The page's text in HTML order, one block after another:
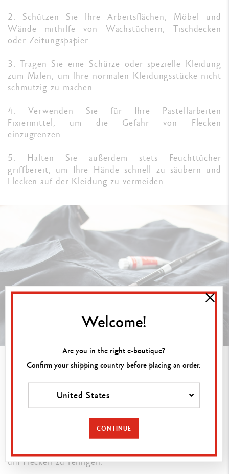
2. Schützen Sie Ihre Arbeitsflächen, Möbel und
Wände mithilfe von Wachstüchern, Tischdecken
oder Zeitungspapier.
3. Tragen Sie eine Schürze oder spezielle Kleidung
zum Malen, um Ihre normalen Kleidungsstücke nicht
schmutzig zu machen.
4. Verwenden Sie für Ihre Pastellarbeiten
Fixiermittel, um die Gefahr von Flecken
einzugrenzen.
5. Halten Sie außerdem stets Feuchttücher
griffbereit, um Ihre Hände schnell zu säubern und
Flecken auf der Kleidung zu vermeiden.
PRODUKTE, DIE SIE STETS IN
UNMITTELBARER NÄHE HABEN
SOLLTEN
Kunststudent sind oder Kinder haben, deren
Leidenschaft das Zeichnen ist – nachfolgend verraten
um Flecken zu reinigen.
Welcome!
Are you in the right e-boutique?
Confirm your shipping country before placing an order.
United States
CONTINUE